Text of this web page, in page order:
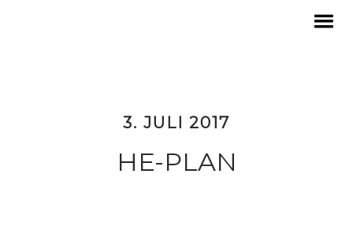
3. JULI 2017
HE-PLAN